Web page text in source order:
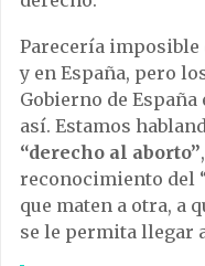
Parecería imposible
y en España, pero
Gobierno de
así. Estamos
“derecho al aborto”
reconocimiento del
que maten a otra, a
se le permita llegar